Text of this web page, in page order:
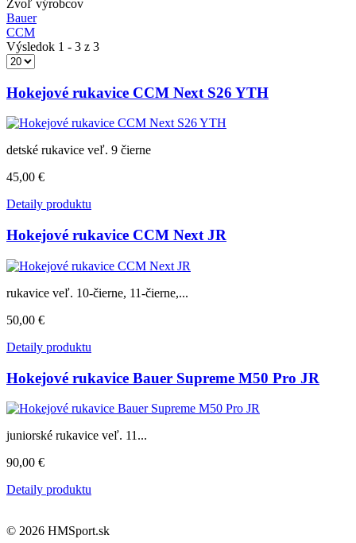
Zvoľ výrobcov
Bauer
CCM
Výsledok 1 - 3 z 3
Hokejové rukavice CCM Next S26 YTH
detské rukavice veľ. 9 čierne
45,00 €
Detaily produktu
Hokejové rukavice CCM Next JR
rukavice veľ. 10-čierne, 11-čierne,...
50,00 €
Detaily produktu
Hokejové rukavice Bauer Supreme M50 Pro JR
juniorské rukavice veľ. 11...
90,00 €
Detaily produktu
© 2026 HMSport.sk